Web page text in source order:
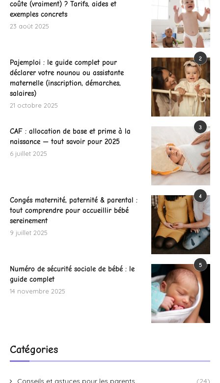
coûte (vraiment) ? Tarifs, aides et
exemples concrets
23 août 2025
2
Pajemploi : le guide complet pour
déclarer votre nounou ou assistante
maternelle (inscription, démarches,
salaires)
21 octobre 2025
3
CAF : allocation de base et prime à la
naissance — tout savoir pour 2025
6 juillet 2025
4
Congés maternité, paternité & parental :
tout comprendre pour accueillir bébé
sereinement
9 juillet 2025
5
Numéro de sécurité sociale de bébé : le
guide complet
14 novembre 2025
Catégories